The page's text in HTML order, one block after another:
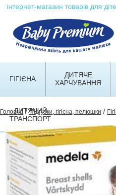
інтернет-магазин товарів для
ГІГІЄНА
ДИТЯЧЕ
ХАРЧУВАННЯ
ДИТЯЧИЙ
ТРАНСПОРТ
Головна/Підгузки, гігієна, пелюшки /